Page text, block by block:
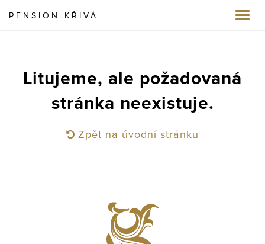
PENSION KŘIVÁ
Litujeme, ale požadovaná
stránka neexistuje.
Zpět na úvodní stránku